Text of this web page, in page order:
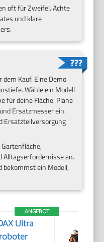
oft für Zweifel. Achte
und klare
Kauf. Eine Demo
Wähle ein Modell
für deine Fläche. Plane
Ersatzmesser ein.
Ersatzteilversorgung
Alltagserfordernisse an.
bekommst ein Modell,
ANGEBOT
Ultra